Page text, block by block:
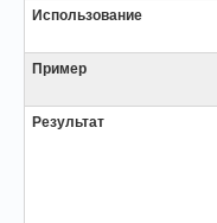
Использование
Пример
Результат